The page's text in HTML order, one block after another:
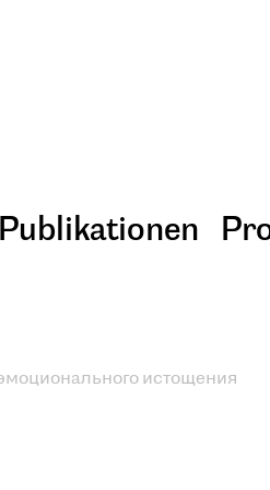
Publikationen
истощения